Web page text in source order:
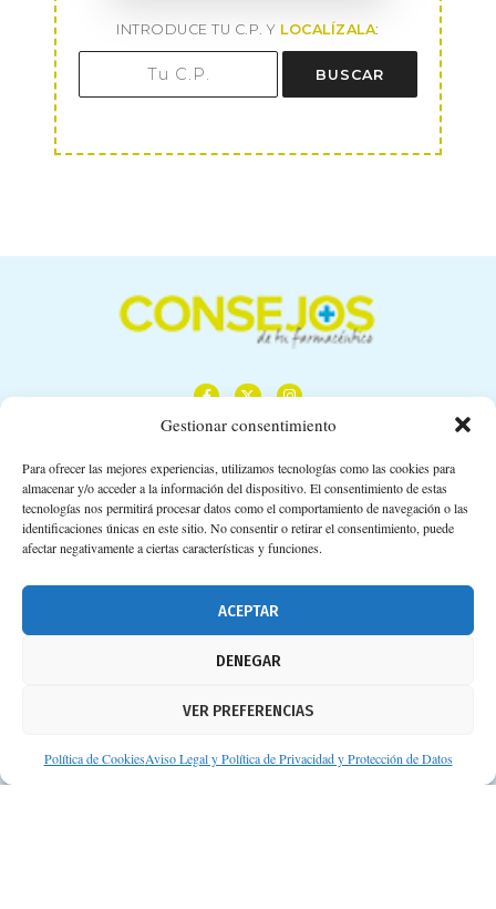
Gestionar consentimiento
Para ofrecer las mejores experiencias, utilizamos tecnologías como las cookies para
almacenar y/o acceder a la información del dispositivo. El consentimiento de estas
tecnologías nos permitirá procesar datos como el comportamiento de navegación o las
identificaciones únicas en este sitio. No consentir o retirar el consentimiento, puede
afectar negativamente a ciertas características y funciones.
ACEPTAR
DENEGAR
VER PREFERENCIAS
Política de CookiesAviso Legal y Política de Privacidad y Protección de Datos
INTRODUCE TU C.P. Y LOCALÍZALA:
BUSCAR
Calle Camino de los Descubrimientos, 11,
Planta 3ª 41092 – Sevilla
674 02 62 03
Aviso legal
Protección de datos personales
Suscripción a Newsletter